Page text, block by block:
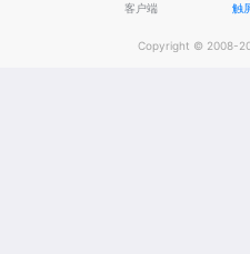
客户端 触
Copyright © 2008-